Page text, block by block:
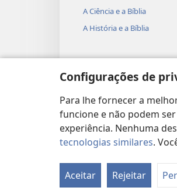
Configurações de
Para lhe fornecer a
funcione e não podem
experiência. Nenhuma
tecnologias similares.
Aceitar Rejeitar
A Ciência e a Bíblia
A História e a Bíblia
Copyright© 2026